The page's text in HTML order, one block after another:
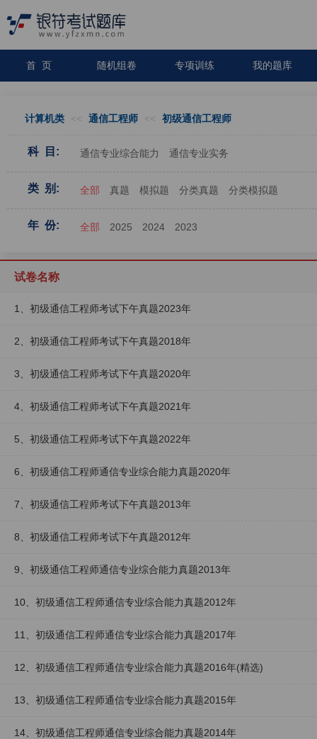
首 页 随机组卷 专项训练 我的题库
计算机类 << 通信工程师 << 初级通信工程师
科 目: 通信专业综合能力 通信专业实务
类 别: 全部 真题 模拟题 分类真题 分类模拟题
年 份: 全部 2025 2024 2023
试卷名称
1、初级通信工程师考试下午真题2023年
2、初级通信工程师考试下午真题2018年
3、初级通信工程师考试下午真题2020年
4、初级通信工程师考试下午真题2021年
5、初级通信工程师考试下午真题2022年
6、初级通信工程师通信专业综合能力真题2020年
7、初级通信工程师考试下午真题2013年
8、初级通信工程师考试下午真题2012年
9、初级通信工程师通信专业综合能力真题2013年
10、初级通信工程师通信专业综合能力真题2012年
11、初级通信工程师通信专业综合能力真题2017年
12、初级通信工程师通信专业综合能力真题2016年(精选)
13、初级通信工程师通信专业综合能力真题2015年
14、初级通信工程师通信专业综合能力真题2014年